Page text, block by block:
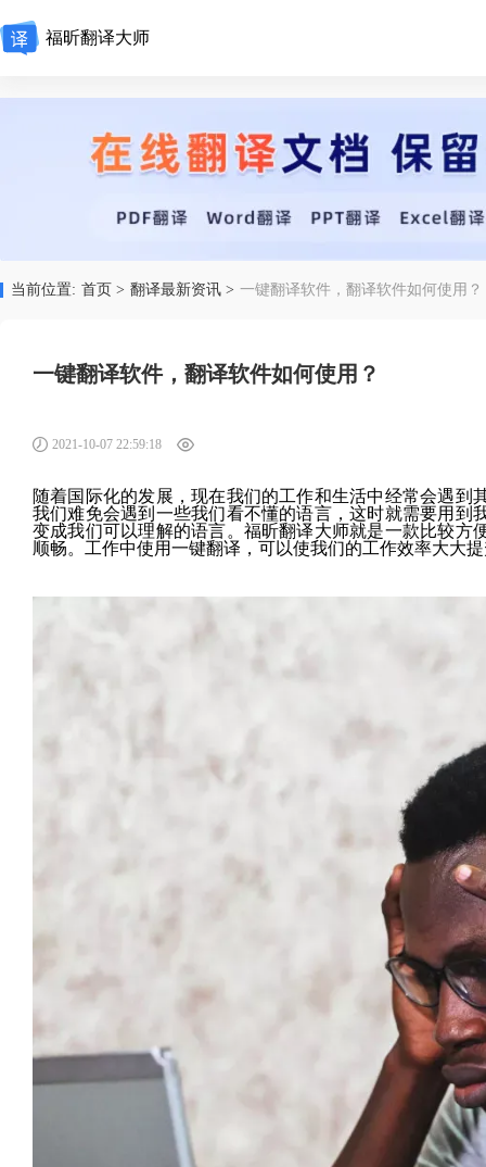
福昕翻译大师
当前位置: 首页 > 翻译最新资讯 > 一键翻译软件，翻译软件如何使用？
一键翻译软件，翻译软件如何使用？
2021-10-07 22:59:18
随着国际化的发展，现在我们的工作和生活中经常会遇
我们难免会遇到一些我们看不懂的语言，这时就需要用
变成我们可以理解的语言。福昕翻译大师就是一款比较
顺畅。工作中使用一键翻译，可以使我们的工作效率大大